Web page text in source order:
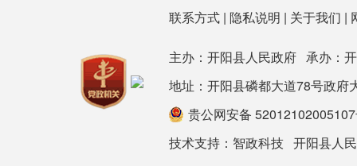
联系方式| 隐私说明 | 关于我们 |
主办：开阳县人民政府 承办：
地址：开阳县磷都大道78号政
贵公网安备
技术支持： 智政科技 开阳县人